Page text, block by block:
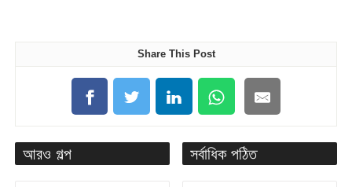
Share This Post
আরও গল্প সর্বাধিক পঠিত